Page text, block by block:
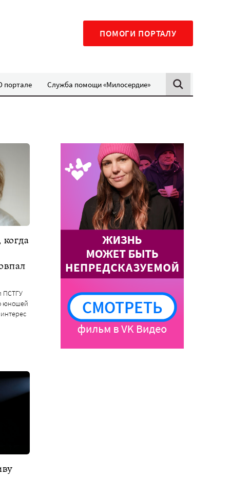
ПОМОГИ ПОРТАЛУ
портале Служба помощи «Милосердие»
ПСТГУ
юношей